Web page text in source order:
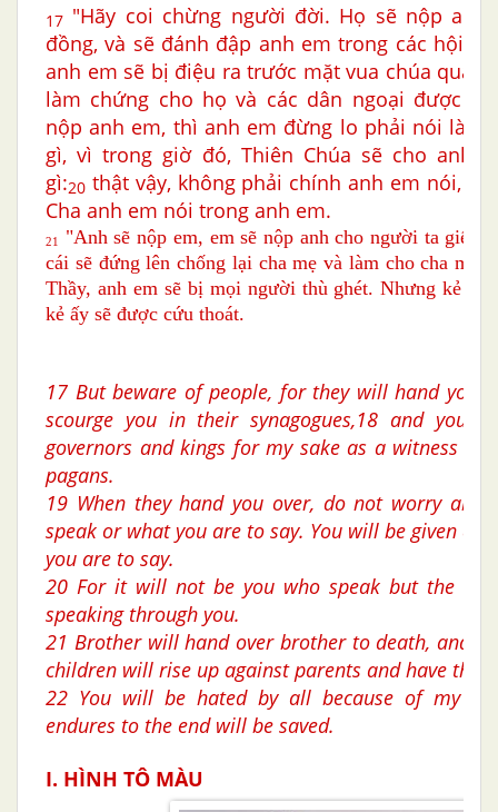
17 "Hãy coi chừng người đời. Họ sẽ nộp anh
đồng, và sẽ đánh đập anh em trong các hội
anh em sẽ bị điệu ra trước mặt vua chúa quan
làm chứng cho họ và các dân ngoại được
nộp anh em, thì anh em đừng lo phải nói làm
gì, vì trong giờ đó, Thiên Chúa sẽ cho anh
gì:20 thật vậy, không phải chính anh em nói,
Cha anh em nói trong anh em.
21
"Anh sẽ nộp em, em sẽ nộp anh cho người ta giết;
cái sẽ đứng lên chống lại cha mẹ và làm cho cha mẹ
Thầy, anh em sẽ bị mọi người thù ghét. Nhưng kẻ
kẻ ấy sẽ được cứu thoát.
17 But beware of people, for they will hand you
scourge you in their synagogues,18 and you
governors and kings for my sake as a witness
pagans.
19 When they hand you over, do not worry
speak or what you are to say. You will be given at
you are to say.
20 For it will not be you who speak but the
speaking through you.
21 Brother will hand over brother to death, and
children will rise up against parents and have
22 You will be hated by all because of my
endures to the end will be saved.
I. HÌNH TÔ MÀU